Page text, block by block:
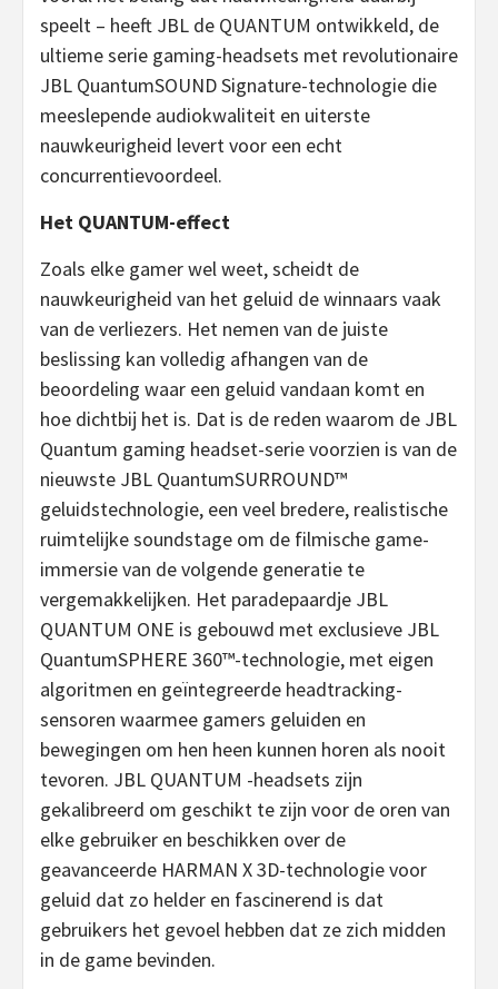
speelt – heeft JBL de QUANTUM ontwikkeld, de
ultieme serie gaming-headsets met revolutionaire
JBL QuantumSOUND Signature-technologie die
meeslepende audiokwaliteit en uiterste
nauwkeurigheid levert voor een echt
concurrentievoordeel.
Het QUANTUM-effect
Zoals elke gamer wel weet, scheidt de
nauwkeurigheid van het geluid de winnaars vaak
van de verliezers. Het nemen van de juiste
beslissing kan volledig afhangen van de
beoordeling waar een geluid vandaan komt en
hoe dichtbij het is. Dat is de reden waarom de JBL
Quantum gaming headset-serie voorzien is van de
nieuwste JBL QuantumSURROUND™
geluidstechnologie, een veel bredere, realistische
ruimtelijke soundstage om de filmische game-
immersie van de volgende generatie te
vergemakkelijken. Het paradepaardje JBL
QUANTUM ONE is gebouwd met exclusieve JBL
QuantumSPHERE 360™-technologie, met eigen
algoritmen en geïntegreerde headtracking-
sensoren waarmee gamers geluiden en
bewegingen om hen heen kunnen horen als nooit
tevoren. JBL QUANTUM -headsets zijn
gekalibreerd om geschikt te zijn voor de oren van
elke gebruiker en beschikken over de
geavanceerde HARMAN X 3D-technologie voor
geluid dat zo helder en fascinerend is dat
gebruikers het gevoel hebben dat ze zich midden
in de game bevinden.